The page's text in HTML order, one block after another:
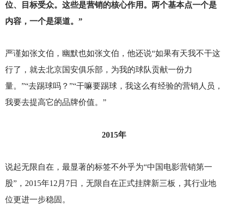
位、目标受众。这些是营销的核心作用。两个基本点一个是
内容，一个是渠道。”
严谨如张文伯，幽默也如张文伯，他还说“如果有天我不干这
行了，就去北京国安俱乐部，为我的球队贡献一份力
量。”“去踢球吗？”“干嘛要踢球，我这么有经验的营销人员，
我要去提高它的品牌价值。”
2015年
说起无限自在，最显著的标签不外乎为“中国电影营销第一
股”，2015年12月7日，无限自在正式挂牌新三板，其行业地
位更进一步稳固。